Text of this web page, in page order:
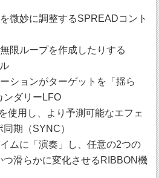
微妙に調整するSPREADコント
限ループを作成したりする
ションがターゲットを「揺ら
ンダリーLFO
使用し、より予測可能なエフェ
期（SYNC）
ムに「演奏」し、任意の2つの
滑らかに変化させるRIBBON機